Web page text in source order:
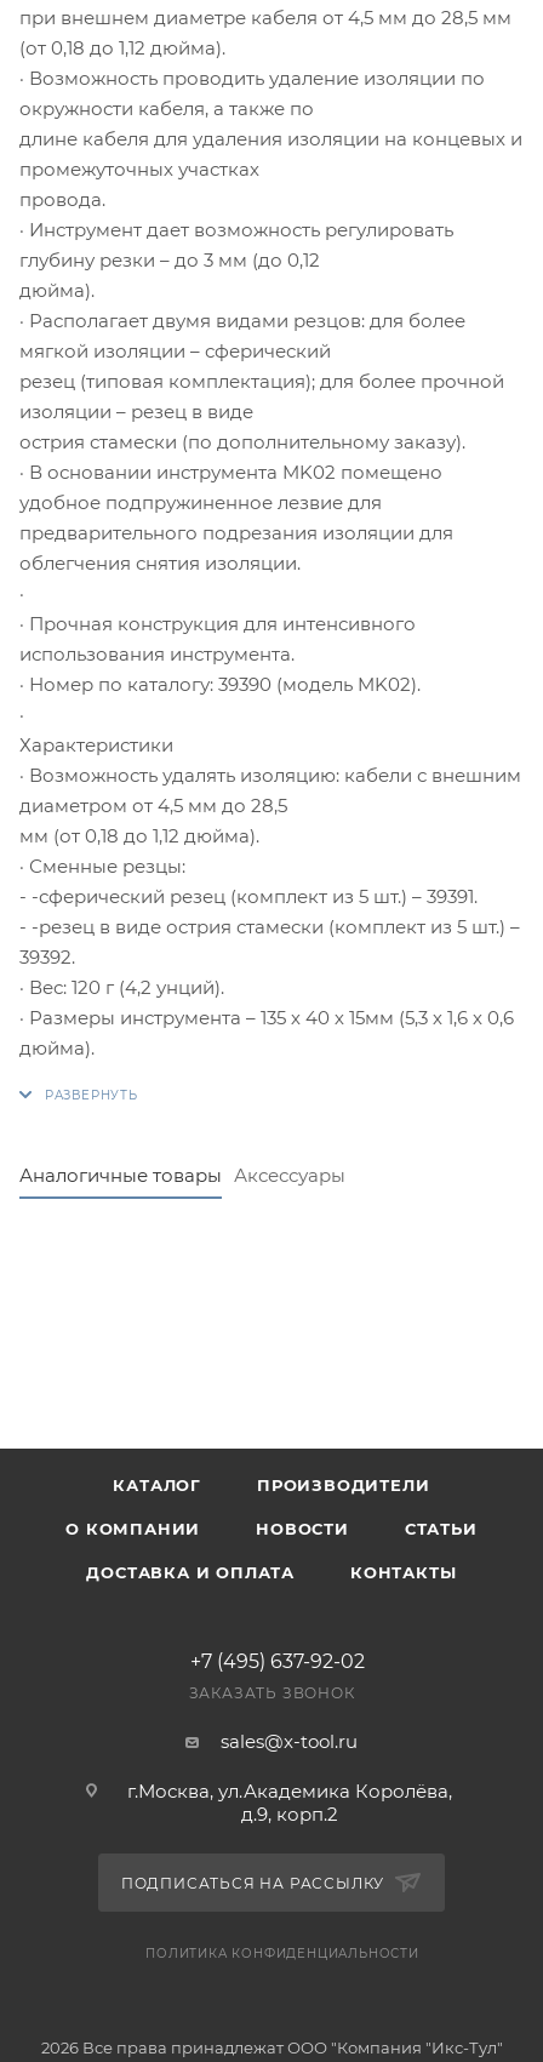
при внешнем диаметре кабеля от 4,5 мм до 28,5 мм
(от 0,18 до 1,12 дюйма).
· Возможность проводить удаление изоляции по
окружности кабеля, а также по
длине кабеля для удаления изоляции на концевых и
промежуточных участках
провода.
· Инструмент дает возможность регулировать
глубину резки – до 3 мм (до 0,12
дюйма).
· Располагает двумя видами резцов: для более
мягкой изоляции – сферический
резец (типовая комплектация); для более прочной
изоляции – резец в виде
острия стамески (по дополнительному заказу).
· В основании инструмента MK02 помещено
удобное подпружиненное лезвие для
предварительного подрезания изоляции для
облегчения снятия изоляции.
·
· Прочная конструкция для интенсивного
использования инструмента.
· Номер по каталогу: 39390 (модель MK02).
·
Характеристики
· Возможность удалять изоляцию: кабели с внешним
диаметром от 4,5 мм до 28,5
мм (от 0,18 до 1,12 дюйма).
· Сменные резцы:
- -сферический резец (комплект из 5 шт.) – 39391.
- -резец в виде острия стамески (комплект из 5 шт.) –
39392.
· Вес: 120 г (4,2 унций).
· Размеры инструмента – 135 х 40 х 15мм (5,3 х 1,6 х 0,6
дюйма).
Аналогичные товары Аксессуары
КАТАЛОГ ПРОИЗВОДИТЕЛИ
О КОМПАНИИ НОВОСТИ СТАТЬИ
ДОСТАВКА И ОПЛАТА КОНТАКТЫ
+7 (495) 637-92-02
ЗАКАЗАТЬ ЗВОНОК
sales@x-tool.ru
г.Москва, ул.Академика Королёва,
д.9, корп.2
ПОДПИСАТЬСЯ НА РАССЫЛКУ
ПОЛИТИКА КОНФИДЕНЦИАЛЬНОСТИ
2026 Все права принадлежат ООО "Компания "Икс-Тул"